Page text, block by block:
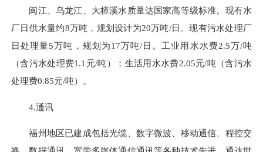
闽江、乌龙江、大樟溪水质量达国家高等级标准。现有水
厂日供水量约8万吨，规划设计为20万吨/日。现有污水处理厂
日处理量5万吨，规划为17万吨/日。工业用水水费2.5万/吨
（含污水处理费1.1元/吨）；生活用水水费2.05元/吨（含污水
处理费0.85元/吨）。
4.通讯
福州地区已建成包括光缆、数字微波、移动通信、程控交